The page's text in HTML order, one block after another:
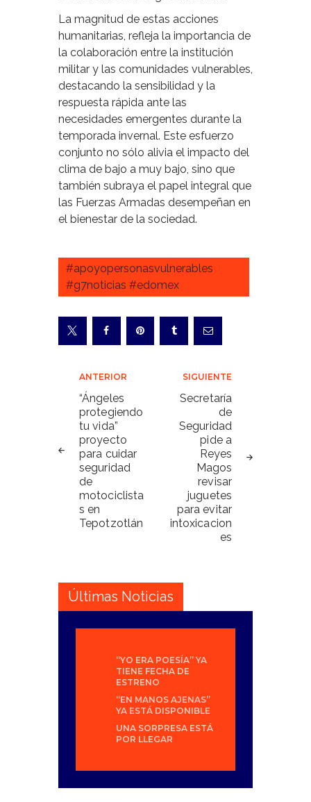
La magnitud de estas acciones
humanitarias, refleja la importancia de
la colaboración entre la institución
militar y las comunidades vulnerables,
destacando la sensibilidad y la
respuesta rápida ante las
necesidades emergentes durante la
temporada invernal. Este esfuerzo
conjunto no sólo alivia el impacto del
clima de bajo a muy bajo, sino que
también subraya el papel integral que
las Fuerzas Armadas desempeñan en
el bienestar de la sociedad.
#apoyopersonasvulnerables
#g7noticias #edomex
Navegación
de
entradas
ANTERIOR
“Ángeles
protegiendo
tu vida”
proyecto
para cuidar
seguridad
de
motociclista
s en
Tepotzotlán
SIGUIENTE
Secretaría
de
Seguridad
pide a
Reyes
Magos
revisar
juguetes
para evitar
intoxicacion
es
Últimas Noticias
“YO ERA POESÍA” YA
TIENE FECHA DE
ESTRENO
“EN MANOS AJENAS”
YA ESTÁ DISPONIBLE
UNA SORPRESA ESTÁ
POR LLEGAR